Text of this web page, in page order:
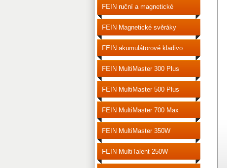
šroubováky
FEIN ruční a magnetické
vrtačky
FEIN Magnetické svěráky
FEIN akumulátorové kladivo
vrtací
FEIN MultiMaster 300 Plus
FEIN MultiMaster 500 Plus
FEIN MultiMaster 700 Max
FEIN MultiMaster 350W
FEIN MultiTalent 250W